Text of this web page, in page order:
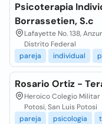
Psicoterapia
Borrassetien, S.c
Lafayette No. 138,
Distrito Federal
pareja
individual
Rosario Ortiz -
Heroico Colegio Militar
Potosi, San Luis Potosi
pareja
psicologia